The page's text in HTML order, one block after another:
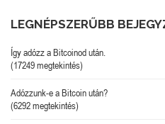
LEGNÉPSZERŰBB
Így adózz a Bitcoinod után.
(17249 megtekintés)
Adózzunk-e a Bitcoin után?
(6292 megtekintés)